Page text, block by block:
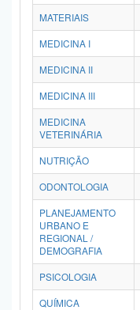
MATERIAIS
MEDICINA I
MEDICINA II
MEDICINA III
MEDICINA
VETERINÁRIA
NUTRIÇÃO
ODONTOLOGIA
PLANEJAMENTO
URBANO E
REGIONAL /
DEMOGRAFIA
PSICOLOGIA
QUÍMICA